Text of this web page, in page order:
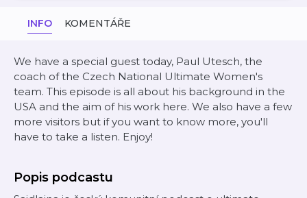
INFO KOMENTÁŘE
We have a special guest today, Paul Utesch, the
coach of the Czech National Ultimate Women's
team. This episode is all about his background in the
USA and the aim of his work here. We also have a few
more visitors but if you want to know more, you'll
have to take a listen. Enjoy!
Popis podcastu